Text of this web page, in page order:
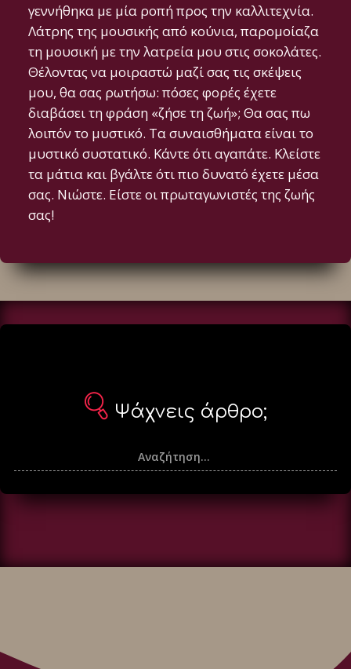
γεννήθηκα με μία ροπή προς την καλλιτεχνία.
Λάτρης της μουσικής από κούνια, παρομοίαζα
τη μουσική με την λατρεία μου στις σοκολάτες.
Θέλοντας να μοιραστώ μαζί σας τις σκέψεις
μου, θα σας ρωτήσω: πόσες φορές έχετε
διαβάσει τη φράση «ζήσε τη ζωή»; Θα σας πω
λοιπόν το μυστικό. Τα συναισθήματα είναι το
μυστικό συστατικό. Κάντε ότι αγαπάτε. Κλείστε
τα μάτια και βγάλτε ότι πιο δυνατό έχετε μέσα
σας. Νιώστε. Είστε οι πρωταγωνιστές της ζωής
σας!
Ψάχνεις άρθρο;